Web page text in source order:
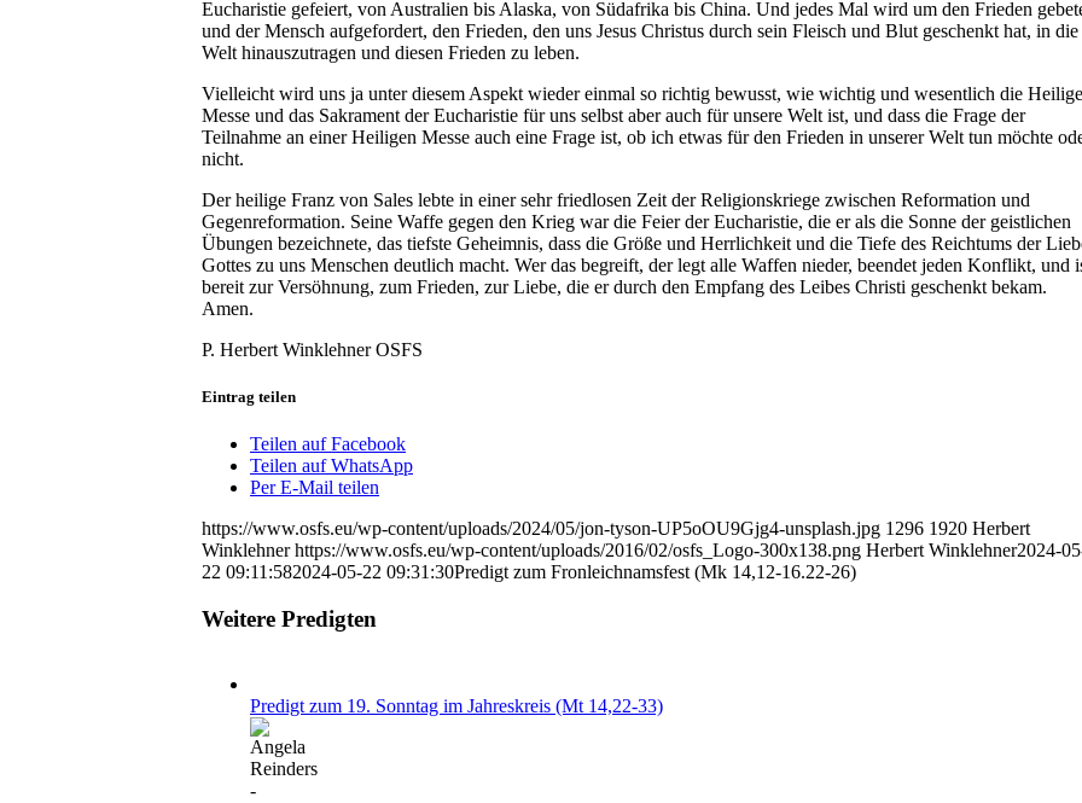
Eucharistie gefeiert, von Australien bis Alaska, von Südafrika bis China. Und jedes Mal wird um den Frieden
und der Mensch aufgefordert, den Frieden, den uns Jesus Christus durch sein Fleisch und Blut geschenkt hat, in die
Welt hinauszutragen und diesen Frieden zu leben.
Vielleicht wird uns ja unter diesem Aspekt wieder einmal so richtig bewusst, wie wichtig und wesentlich die Heilige
Messe und das Sakrament der Eucharistie für uns selbst aber auch für unsere Welt ist, und dass die Frage der
Teilnahme an einer Heiligen Messe auch eine Frage ist, ob ich etwas für den Frieden in unserer Welt tun möchte
nicht.
Der heilige Franz von Sales lebte in einer sehr friedlosen Zeit der Religionskriege zwischen Reformation und
Gegenreformation. Seine Waffe gegen den Krieg war die Feier der Eucharistie, die er als die Sonne der geistlichen
Übungen bezeichnete, das tiefste Geheimnis, dass die Größe und Herrlichkeit und die Tiefe des Reichtums der
Gottes zu uns Menschen deutlich macht. Wer das begreift, der legt alle Waffen nieder, beendet jeden Konflikt, und
bereit zur Versöhnung, zum Frieden, zur Liebe, die er durch den Empfang des Leibes Christi geschenkt bekam.
Amen.
P. Herbert Winklehner OSFS
Eintrag teilen
Teilen auf Facebook
Teilen auf WhatsApp
Per E-Mail teilen
https://www.osfs.eu/wp-content/uploads/2024/05/jon-tyson-UP5oOU9Gjg4-unsplash.jpg 1296 1920 Herbert
Winklehner https://www.osfs.eu/wp-content/uploads/2016/02/osfs_Logo-300x138.png Herbert Winklehner2024-
22 09:11:582024-05-22 09:31:30Predigt zum Fronleichnamsfest (Mk 14,12-16.22-26)
Weitere Predigten
Predigt zum 19. Sonntag im Jahreskreis (Mt 14,22-33)